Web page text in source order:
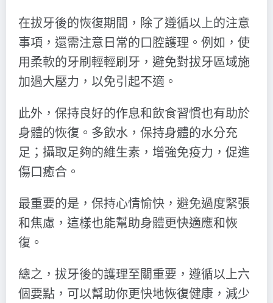
在拔牙後的恢復期間，除了遵循以上的注意
事項，還需注意日常的口腔護理。例如，使
用柔軟的牙刷輕輕刷牙，避免對拔牙區域施
加過大壓力，以免引起不適。
此外，保持良好的作息和飲食習慣也有助於
身體的恢復。多飲水，保持身體的水分充
足；攝取足夠的維生素，增強免疫力，促進
傷口癒合。
最重要的是，保持心情愉快，避免過度緊張
和焦慮，這樣也能幫助身體更快適應和恢
復。
總之，拔牙後的護理至關重要，遵循以上六
個要點，可以幫助你更快地恢復健康，減少